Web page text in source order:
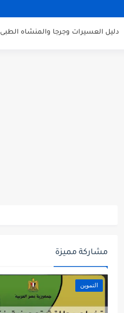
دليل العسيرات وجرجا والمنشاه الطبى
مشاركة مميزة
التموين